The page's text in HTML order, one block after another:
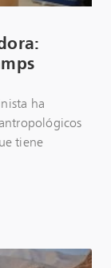
ha
tiene